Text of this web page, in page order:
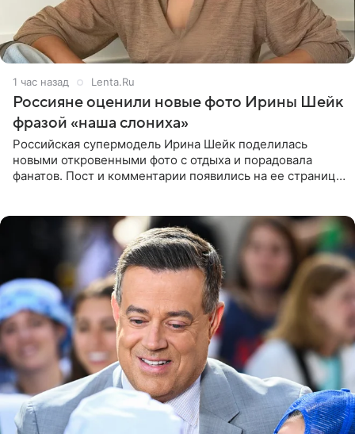
1 час назад Lenta.Ru
Россияне оценили новые фото Ирины Шейк
фразой «наша слониха»
Российская супермодель Ирина Шейк поделилась
новыми откровенными фото с отдыха и порадовала
фанатов. Пост и комментарии появились на ее странице